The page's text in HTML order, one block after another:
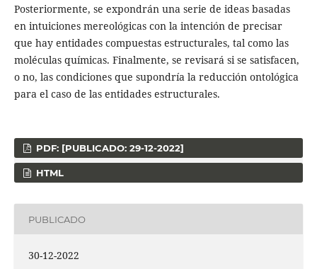
Posteriormente, se expondrán una serie de ideas basadas
en intuiciones mereológicas con la intención de precisar
que hay entidades compuestas estructurales, tal como las
moléculas químicas. Finalmente, se revisará si se satisfacen,
o no, las condiciones que supondría la reducción ontológica
para el caso de las entidades estructurales.
PDF: [PUBLICADO: 29-12-2022]
HTML
PUBLICADO
30-12-2022